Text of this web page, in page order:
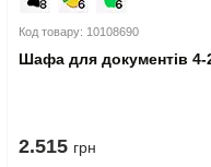
Код товару: 10108690
Шафа для документів 4-
2.515 грн